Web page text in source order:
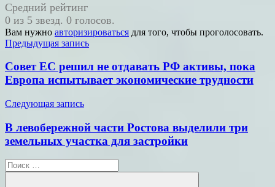
Средний рейтинг
0 из 5 звезд. 0 голосов.
Вам нужно авторизироваться для того, чтобы проголосовать.
Навигация
по
записям
Предыдущая запись
Совет ЕС решил не отдавать РФ активы, пока
Европа испытывает экономические трудности
Следующая запись
В левобережной части Ростова выделили три
земельных участка для застройки
Поиск
для: